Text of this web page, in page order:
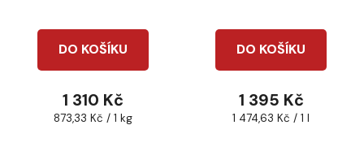
DO KOŠÍKU
1 310 Kč
Měrná
873,33 Kč / 1 kg
DO KOŠÍKU
1 395 Kč
Měrná
1 474,63 Kč / 1 l